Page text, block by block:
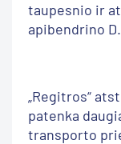
taupesnio ir
apibendrino
„Regitros“
patenka
transporto